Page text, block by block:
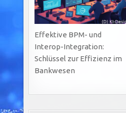
Effektive BPM- und
Interop-Integration:
Schlüssel zur Effizienz im
Bankwesen